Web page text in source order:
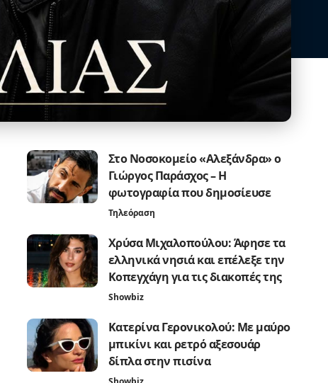
Στο Νοσοκομείο «Αλεξάνδρα» ο
Γιώργος Παράσχος – Η
φωτογραφία που δημοσίευσε
Τηλεόραση
Χρύσα Μιχαλοπούλου: Άφησε τα
ελληνικά νησιά και επέλεξε την
Κοπεγχάγη για τις διακοπές της
Showbiz
Κατερίνα Γερονικολού: Με μαύρο
μπικίνι και ρετρό αξεσουάρ
δίπλα στην πισίνα